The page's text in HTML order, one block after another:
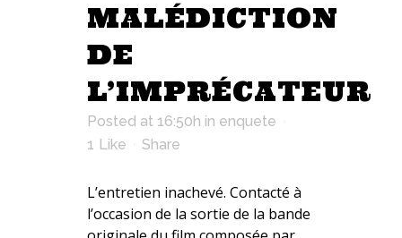
MALÉDICTION
DE
L’IMPRÉCATEUR
Posted at 16:50h in enquete
1 Like Share
L’entretien inachevé. Contacté à
l’occasion de la sortie de la bande